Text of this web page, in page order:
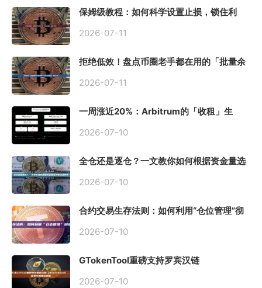
保姆级教程：如何科学设置止损，锁住利
2026-07-11
拒绝低效！盘点币圈老手都在用的「批量余
2026-07-11
一周涨近20%：Arbitrum的「收租」生
2026-07-10
全仓还是逐仓？一文教你如何根据资金量选
2026-07-10
合约交易生存法则：如何利用“仓位管理”彻
2026-07-10
GTokenTool重磅支持罗宾汉链
2026-07-10